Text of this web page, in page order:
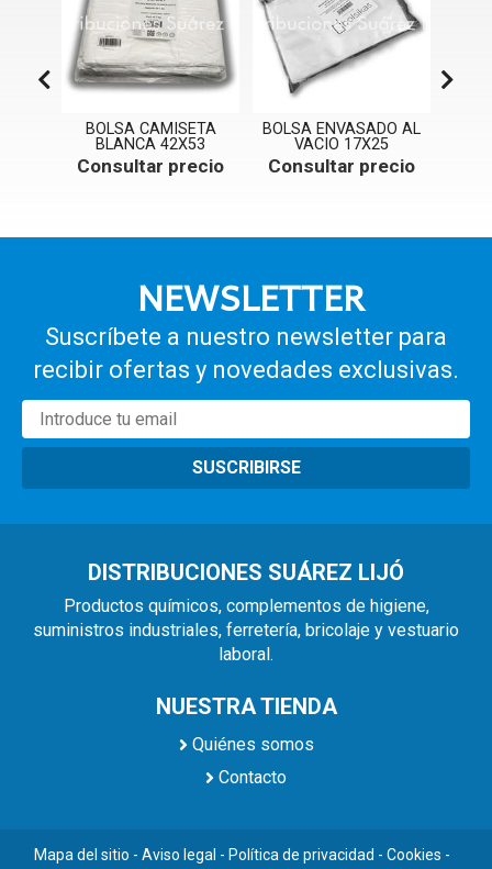
BOLSA CAMISETA
BLANCA 42X53
Consultar precio
BOLSA ENVASADO AL
VACIO 17X25
Consultar precio
NEWSLETTER
Suscríbete a nuestro newsletter para
recibir ofertas y novedades exclusivas.
SUSCRIBIRSE
DISTRIBUCIONES SUÁREZ LIJÓ
Productos químicos, complementos de higiene,
suministros industriales, ferretería, bricolaje y vestuario
laboral.
NUESTRA TIENDA
Quiénes somos
Contacto
Mapa del sitio - Aviso legal - Política de privacidad - Cookies -